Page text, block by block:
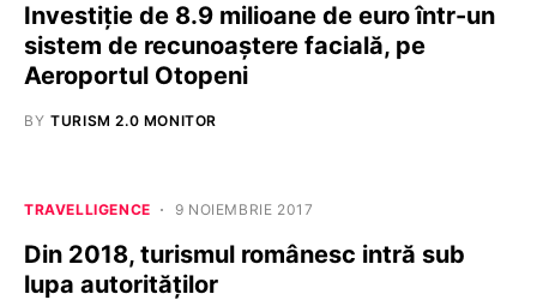
Investiție de 8.9 milioane de euro într-un
sistem de recunoaştere facială, pe
Aeroportul Otopeni
BY TURISM 2.0 MONITOR
TRAVELLIGENCE 9 NOIEMBRIE 2017
Din 2018, turismul românesc intră sub
lupa autorităților